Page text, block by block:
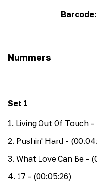
Barcode:
Nummers
Set 1
1. Living Out Of Touch -
2. Pushin' Hard -
3. What Love Can Be -
4. 17 - (00:05:26)